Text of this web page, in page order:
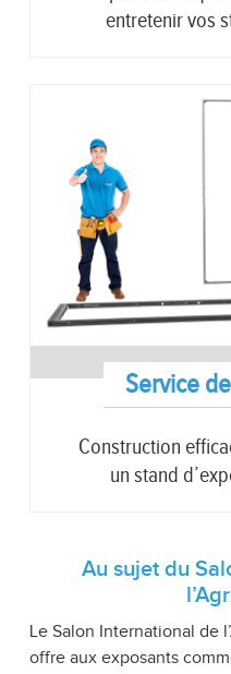
entretenir vos
Service
Construction
un stand
Au sujet du
Le Salon International de
offre aux exposants